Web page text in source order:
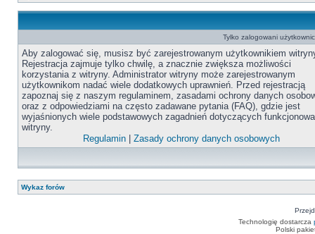
Tylko zalogowani
Aby zalogować się, musisz być zarejestrowanym użytkownikiem
Rejestracja zajmuje tylko chwilę, a znacznie zwiększa możliwości
korzystania z witryny. Administrator witryny może zarejestrowanym
użytkownikom nadać wiele dodatkowych uprawnień. Przed rejestracją
zapoznaj się z naszym regulaminem, zasadami ochrony danych
oraz z odpowiedziami na często zadawane pytania (FAQ), gdzie jest
wyjaśnionych wiele podstawowych zagadnień dotyczących
witryny.
Regulamin| Zasady ochrony danych osobowych
Wykaz forów
Technologię dostarcza
Polski